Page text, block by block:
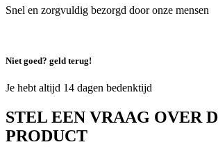
Snel en zorgvuldig bezorgd door onze mensen
Niet goed? geld terug!
Je hebt altijd 14 dagen bedenktijd
STEL EEN VRAAG OVER
PRODUCT